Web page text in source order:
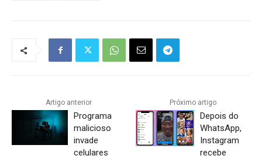
Artigo anterior
Programa
malicioso
invade
celulares
Próximo artigo
Depois do
WhatsApp,
Instagram
recebe